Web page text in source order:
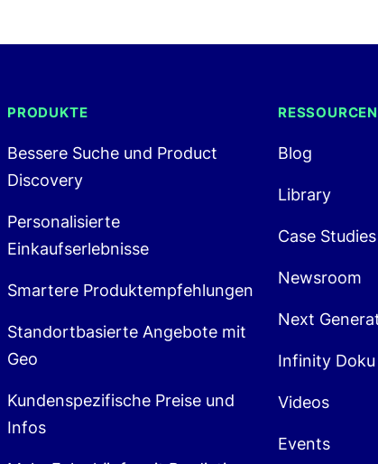
PRODUKTE
Bessere Suche und Product
Discovery
Personalisierte
Einkaufserlebnisse
Smartere Produktempfehlungen
Standortbasierte Angebote mit
Geo
Kundenspezifische Preise und
Infos
RESSOURCEN
Blog
Library
Case Studies
Newsroom
Next
Infinity Doku
Videos
Events